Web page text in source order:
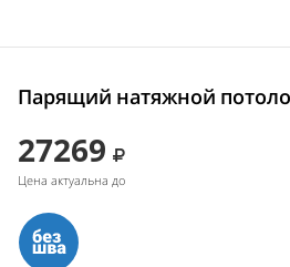
Парящий натяжной
27269
Цена актуальна до